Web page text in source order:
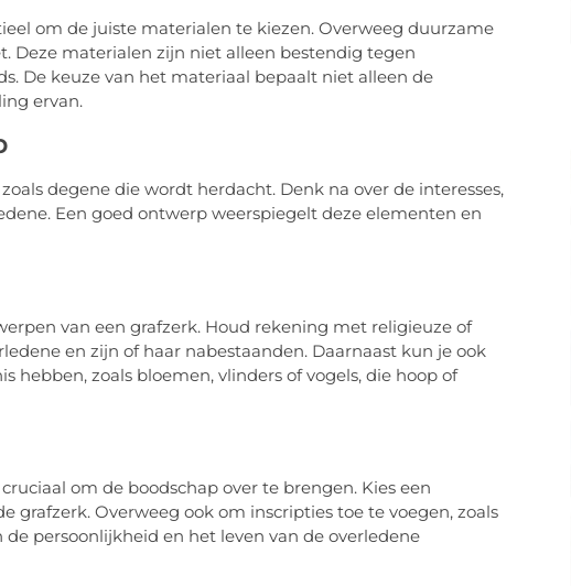
om de juiste materialen te kiezen. Overweeg duurzame
Deze materialen zijn niet alleen bestendig tegen
De keuze van het materiaal bepaalt niet alleen de
ervan.
degene die wordt herdacht. Denk na over de interesses,
Een goed ontwerp weerspiegelt deze elementen en
van een grafzerk. Houd rekening met religieuze of
en zijn of haar nabestaanden. Daarnaast kun je ook
zoals bloemen, vlinders of vogels, die hoop of
om de boodschap over te brengen. Kies een
grafzerk. Overweeg ook om inscripties toe te voegen, zoals
persoonlijkheid en het leven van de overledene